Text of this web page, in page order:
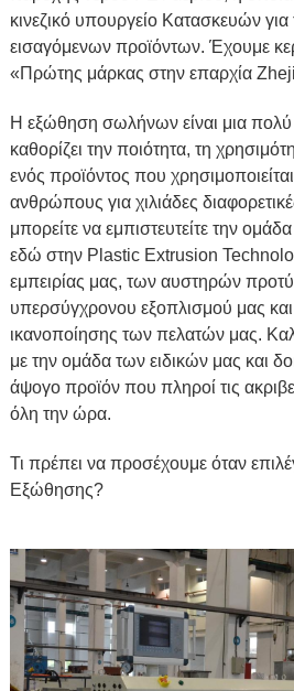
κινεζικό υπουργείο Κατασκευών
εισαγόμενων προϊόντων. Έχουμε
«Πρώτης μάρκας στην επαρχία
Η εξώθηση σωλήνων είναι μια πολύ
καθορίζει την ποιότητα, τη
ενός προϊόντος που
ανθρώπους για χιλιάδες
μπορείτε να εμπιστευτείτε την
εδώ στην Plastic Extrusion
εμπειρίας μας, των αυστηρών
υπερσύγχρονου εξοπλισμού μας και
ικανοποίησης των πελατών μας.
με την ομάδα των ειδικών μας και
άψογο προϊόν που πληροί τις
όλη την ώρα.
Τι πρέπει να προσέχουμε όταν
Εξώθησης?